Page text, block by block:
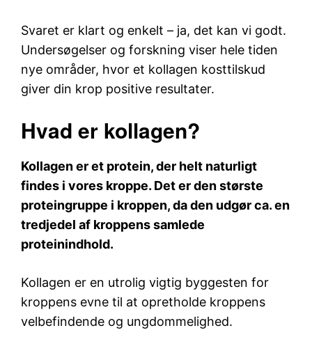
Svaret er klart og enkelt – ja, det kan vi godt.
Undersøgelser og forskning viser hele tiden
nye områder, hvor et kollagen kosttilskud
giver din krop positive resultater.
Hvad er kollagen?
Kollagen er et protein, der helt naturligt
findes i vores kroppe. Det er den største
proteingruppe i kroppen, da den udgør ca. en
tredjedel af kroppens samlede
proteinindhold.
Kollagen er en utrolig vigtig byggesten for
kroppens evne til at opretholde kroppens
velbefindende og ungdommelighed.